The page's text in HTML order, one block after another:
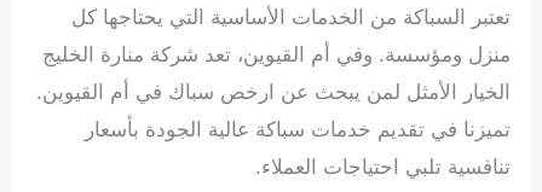
تعتبر السباكة من الخدمات الأساسية التي يحتاجها كل
منزل ومؤسسة. وفي أم القيوين، تعد شركة منارة الخليج
الخيار الأمثل لمن يبحث عن ارخص سباك في أم القيوين.
تميزنا في تقديم خدمات سباكة عالية الجودة بأسعار
تنافسية تلبي احتياجات العملاء.